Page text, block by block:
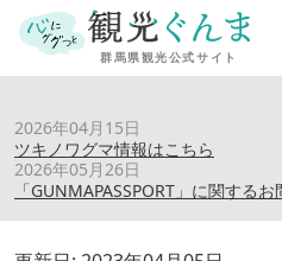
2026年04月15日
ツキノワグマ情報はこちら
2026年05月26日
「GUNMAPASSPORT」に関する
割烹旅館 古久家